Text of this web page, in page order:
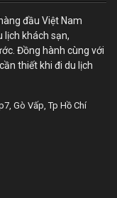
đầu Việt Nam
lịch khách sạn,
Đồng hành cùng với
thiết khi đi du lịch
Gò Vấp, Tp Hồ Chí